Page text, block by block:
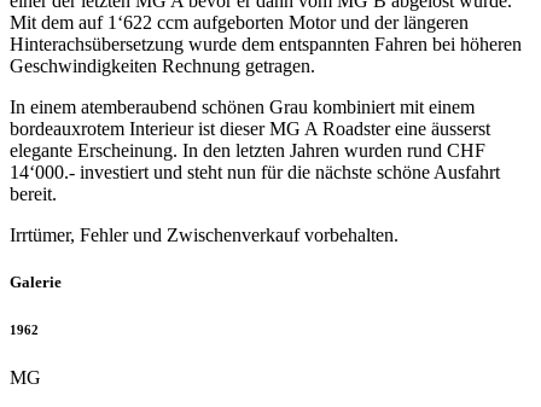
Mit dem auf 1‘622 ccm aufgeborten Motor und der längeren
Hinterachsübersetzung wurde dem entspannten Fahren bei höheren
Geschwindigkeiten Rechnung getragen.
In einem atemberaubend schönen Grau kombiniert mit einem
bordeauxrotem Interieur ist dieser MG A Roadster eine äusserst
elegante Erscheinung. In den letzten Jahren wurden rund CHF
14‘000.- investiert und steht nun für die nächste schöne Ausfahrt
bereit.
Irrtümer, Fehler und Zwischenverkauf vorbehalten.
Galerie
1962
MG